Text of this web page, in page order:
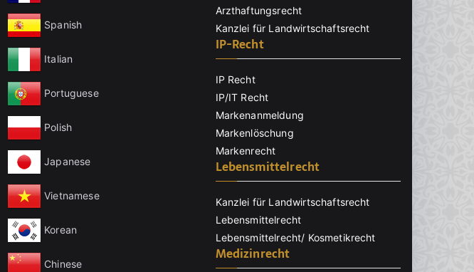
Spanish
Italian
Portuguese
Polish
Japanese
Vietnamese
Korean
Chinese
Arzthaftungsrecht
Kanzlei für Landwirtschaftsrecht
IP-Recht
IP Recht
IP/IT Recht
Markenanmeldung
Markenlöschung
Markenrecht
Lebensmittelrecht
Kanzlei für Landwirtschaftsrecht
Lebensmittelrecht
Lebensmittelrecht/ Kosmetikrecht
Medizinrecht